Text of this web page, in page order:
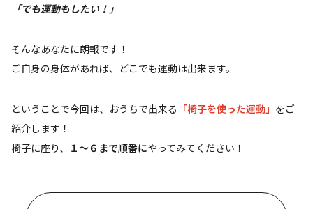
「でも運動もしたい！」
そんなあなたに朗報です！
ご自身の身体があれば、どこでも運動は出来ます。
ということで今回は、おうちで出来る 「椅子を使った運動」 をご
紹介します！
椅子に座り、
１～６まで順番にやってみてください！